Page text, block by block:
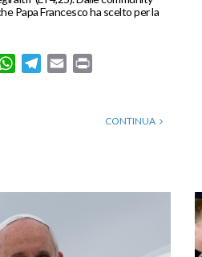
Papa Francesco ha scelto per la
WhatsApp
Telegram
Email
CONTINUA